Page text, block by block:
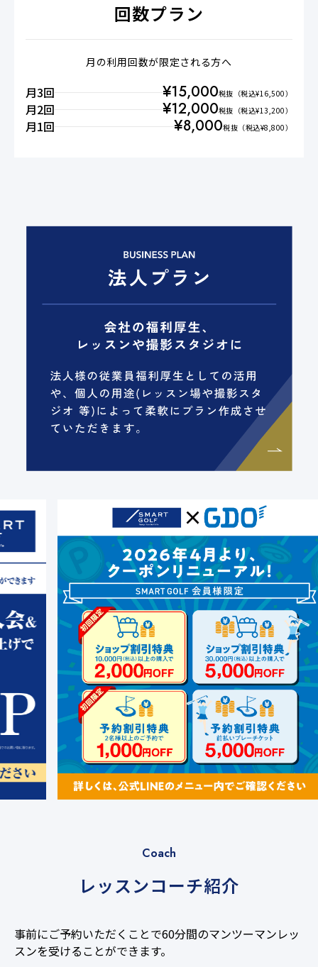
回数プラン
月の利用回数が限定される方へ
月3回 ¥15,000税抜 （税込¥16,500）
月2回 ¥12,000税抜 （税込¥13,200）
月1回 ¥8,000税抜 （税込¥8,800）
Coach
レッスンコーチ紹介
事前にご予約いただくことで60分間のマンツーマンレッ
スンを受けることができます。